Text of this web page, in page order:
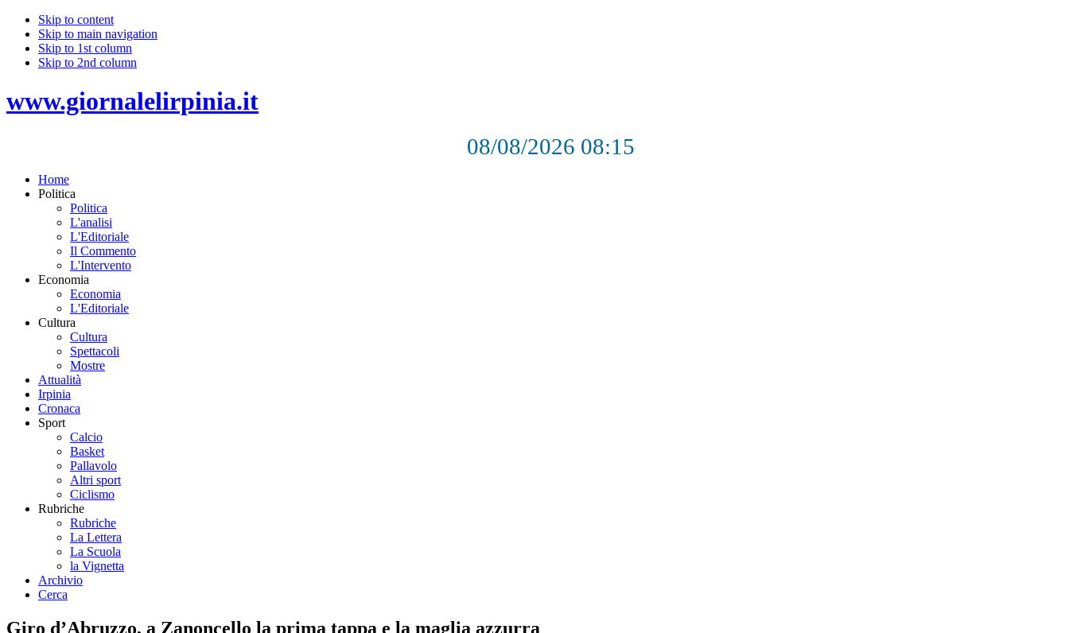
Skip to content
Skip to main navigation
Skip to 1st column
Skip to 2nd column
www.giornalelirpinia.it
08/08/2026 08:15
Home
Politica
Politica
L'analisi
L'Editoriale
Il Commento
L'Intervento
Economia
Economia
L'Editoriale
Cultura
Cultura
Spettacoli
Mostre
Attualità
Irpinia
Cronaca
Sport
Calcio
Basket
Pallavolo
Altri sport
Ciclismo
Rubriche
Rubriche
La Lettera
La Scuola
la Vignetta
Archivio
Cerca
Giro d’Abruzzo, a Zanoncello la prima tappa e la maglia azzurra